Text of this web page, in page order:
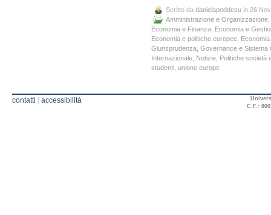
Scritto da danielapoddesu in 26
Amministrazione e Organizzazione
Economia e Finanza
Economia e
Economia e politiche europee
Giurisprudenza Governance e Sistema
Internazionale
Notizie
Politiche società
studenti unione europe
contatti accessibilità
C.F.: